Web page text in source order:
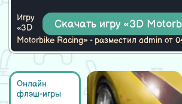
Онлайн
флэш-игры
Скачать игру «3D
Игру
«3D
Motorbike Racing» - разместил admin от